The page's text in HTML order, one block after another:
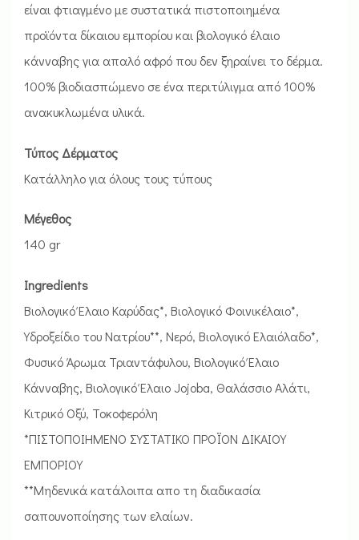
είναι φτιαγμένο με συστατικά πιστοποιημένα
προϊόντα δίκαιου εμπορίου και βιολογικό έλαιο
κάνναβης για απαλό αφρό που δεν ξηραίνει το δέρμα.
100% βιοδιασπώμενο σε ένα περιτύλιγμα από 100%
ανακυκλωμένα υλικά.
Τύπος Δέρματος
Κατάλληλο για όλους τους τύπους
Μέγεθος
140 gr
Ingredients
Βιολογικό Έλαιο Καρύδας*, Βιολογικό Φοινικέλαιο*,
Υδροξείδιο του Νατρίου**, Νερό, Βιολογικό Ελαιόλαδο*,
Φυσικό Άρωμα Τριαντάφυλου, Βιολογικό Έλαιο
Κάνναβης, Βιολογικό Έλαιο Jojoba, Θαλάσσιο Αλάτι,
Κιτρικό Οξύ, Τοκοφερόλη
*ΠΙΣΤΟΠΟΙΗΜΕΝΟ ΣΥΣΤΑΤΙΚΟ ΠΡΟΪΟΝ ΔΙΚΑΙΟΥ
ΕΜΠΟΡΙΟΥ
**Μηδενικά κατάλοιπα απο τη διαδικασία
σαπουνοποίησης των ελαίων.